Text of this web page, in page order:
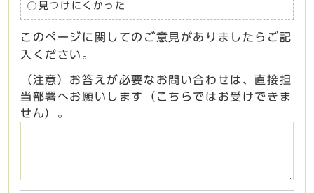
見つけにくかった
このページに関してのご意見がありましたらご記
入ください。
（注意）お答えが必要なお問い合わせは、直接担
当部署へお願いします（こちらではお受けできま
せん）。